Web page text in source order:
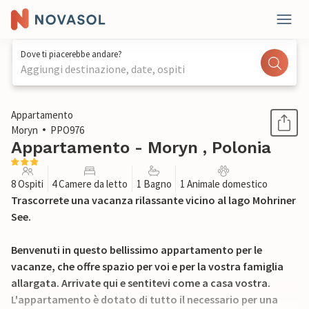
Dove ti piacerebbe andare?
Aggiungi destinazione, date, ospiti
1 / 15
Appartamento
Moryn
PPO976
Appartamento - Moryn , Polonia
8 Ospiti 4 Camere da letto 1 Bagno 1 Animale domestico
Trascorrete una vacanza rilassante vicino al lago Mohriner
See.
Benvenuti in questo bellissimo appartamento per le
vacanze, che offre spazio per voi e per la vostra famiglia
allargata. Arrivate qui e sentitevi come a casa vostra.
L'appartamento è dotato di tutto il necessario per una